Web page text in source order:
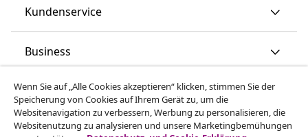
Kundenservice
Business
vidaXL
Mehr entdecken
Wenn Sie auf „Alle Cookies akzeptieren“ klicken, stimmen Sie der
Speicherung von Cookies auf Ihrem Gerät zu, um die
Websitenavigation zu verbessern, Werbung zu personalisieren, die
Websitenutzung zu analysieren und unsere Marketingbemühungen